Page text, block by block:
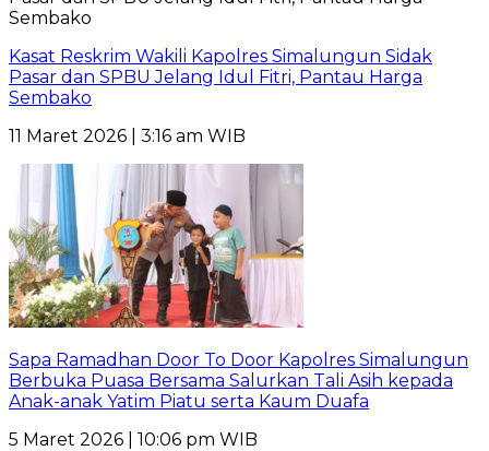
Kasat Reskrim Wakili Kapolres Simalungun Sidak
Pasar dan SPBU Jelang Idul Fitri, Pantau Harga
Sembako
11 Maret 2026 | 3:16 am WIB
Sapa Ramadhan Door To Door Kapolres Simalungun
Berbuka Puasa Bersama Salurkan Tali Asih kepada
Anak-anak Yatim Piatu serta Kaum Duafa
5 Maret 2026 | 10:06 pm WIB